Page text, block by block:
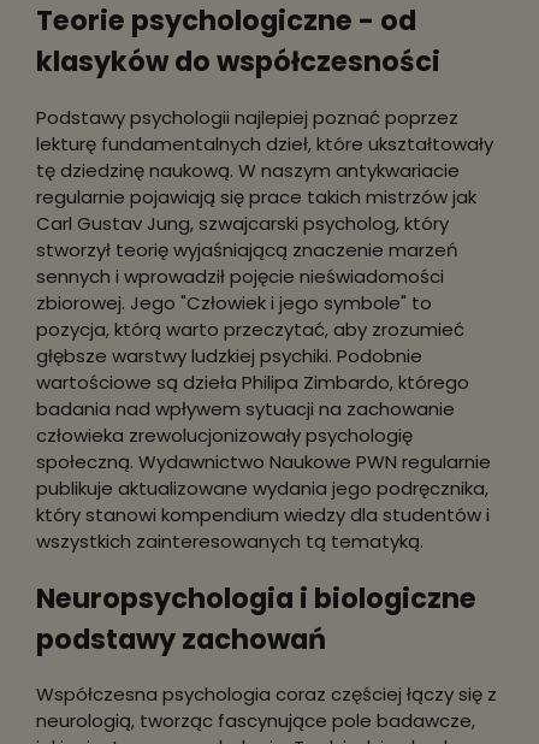
Teorie psychologiczne - od
klasyków do współczesności
Podstawy psychologii najlepiej poznać poprzez
lekturę fundamentalnych dzieł, które ukształtowały
tę dziedzinę naukową. W naszym antykwariacie
regularnie pojawiają się prace takich mistrzów jak
Carl Gustav Jung, szwajcarski psycholog, który
stworzył teorię wyjaśniającą znaczenie marzeń
sennych i wprowadził pojęcie nieświadomości
zbiorowej. Jego "Człowiek i jego symbole" to
pozycja, którą warto przeczytać, aby zrozumieć
głębsze warstwy ludzkiej psychiki. Podobnie
wartościowe są dzieła Philipa Zimbardo, którego
badania nad wpływem sytuacji na zachowanie
człowieka zrewolucjonizowały psychologię
społeczną. Wydawnictwo Naukowe PWN regularnie
publikuje aktualizowane wydania jego podręcznika,
który stanowi kompendium wiedzy dla studentów i
wszystkich zainteresowanych tą tematyką.
Neuropsychologia i biologiczne
podstawy zachowań
Współczesna psychologia coraz częściej łączy się z
neurologią, tworząc fascynujące pole badawcze,